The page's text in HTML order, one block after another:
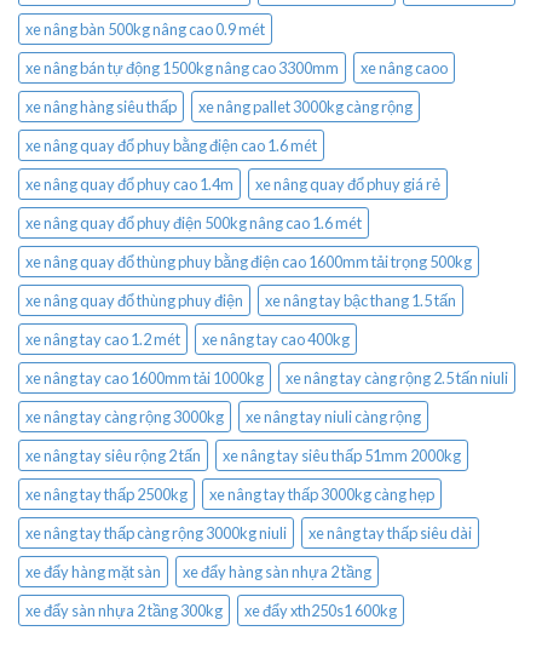
xe nâng bàn 500kg nâng cao 0.9 mét
xe nâng bán tự động 1500kg nâng cao 3300mm
xe nâng caoo
xe nâng hàng siêu thấp
xe nâng pallet 3000kg càng rộng
xe nâng quay đổ phuy bằng điện cao 1.6 mét
xe nâng quay đổ phuy cao 1.4m
xe nâng quay đổ phuy giá rẻ
xe nâng quay đổ phuy điện 500kg nâng cao 1.6 mét
xe nâng quay đổ thùng phuy bằng điện cao 1600mm tải trọng 500kg
xe nâng quay đổ thùng phuy điện
xe nâng tay bậc thang 1.5 tấn
xe nâng tay cao 1.2 mét
xe nâng tay cao 400kg
xe nâng tay cao 1600mm tải 1000kg
xe nâng tay càng rộng 2.5 tấn niuli
xe nâng tay càng rộng 3000kg
xe nâng tay niuli càng rộng
xe nâng tay siêu rộng 2 tấn
xe nâng tay siêu thấp 51mm 2000kg
xe nâng tay thấp 2500kg
xe nâng tay thấp 3000kg càng hẹp
xe nâng tay thấp càng rộng 3000kg niuli
xe nâng tay thấp siêu dài
xe đẩy hàng mặt sàn
xe đẩy hàng sàn nhựa 2 tầng
xe đẩy sàn nhựa 2 tầng 300kg
xe đẩy xth250s1 600kg